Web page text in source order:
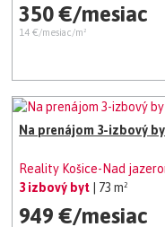
350 €/mesiac
14 €/mesiac/m²
Na prenájom 3-izbový
Reality Košice-Nad
3 izbový byt
| 73 m²
949 €/mesiac